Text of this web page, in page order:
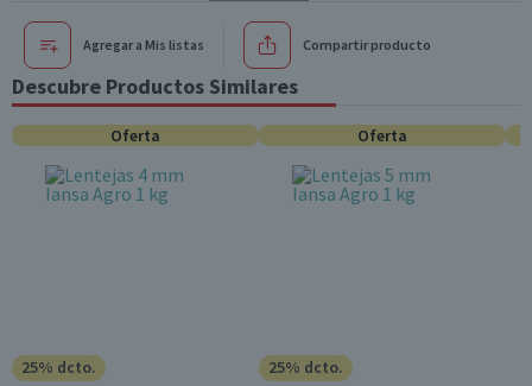
Agregar a Mis listas Compartir producto
Descubre Productos Similares
Oferta
25% dcto.
Oferta
25% dcto.